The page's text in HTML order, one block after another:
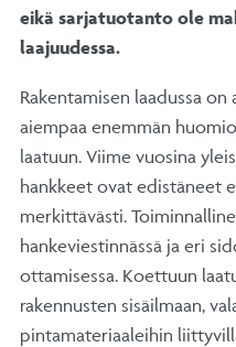
eikä sarjatuotanto ole
laajuudessa.
Rakentamisen laadussa
aiempaa enemmän
laatuun. Viime vuosina
hankkeet ovat edistäneet
merkittävästi.
hankeviestinnässä ja eri
ottamisessa. Koettuun
rakennusten sisäilmaan,
pintamateriaaleihin